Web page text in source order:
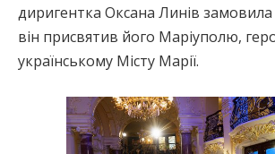
диригентка Оксана Линів замовила
він присвятив його Маріуполю,
українському Місту Марії.